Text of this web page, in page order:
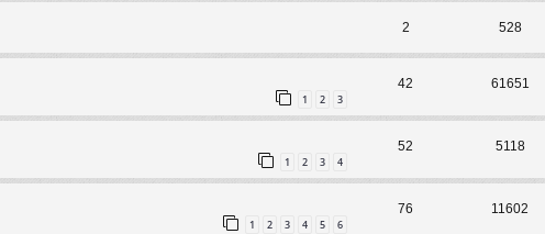
2 528
1 2 3
42 61651
1 2 3 4
52 5118
1 2 3 4 5 6
76 11602